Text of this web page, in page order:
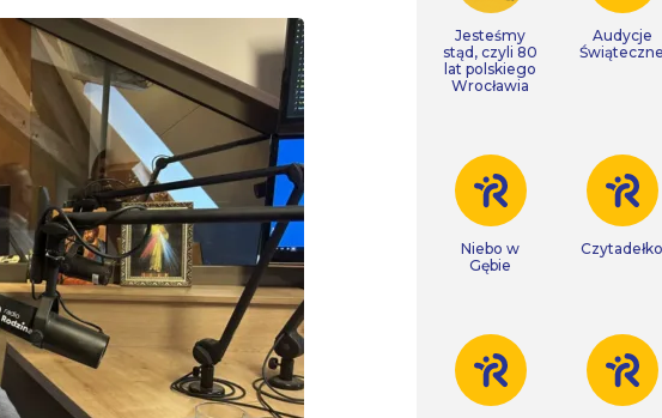
Jesteśmy
stąd, czyli 80
lat polskiego
Wrocławia
Audycje
Świąteczne
Niebo w
Gębie
Czytadełko